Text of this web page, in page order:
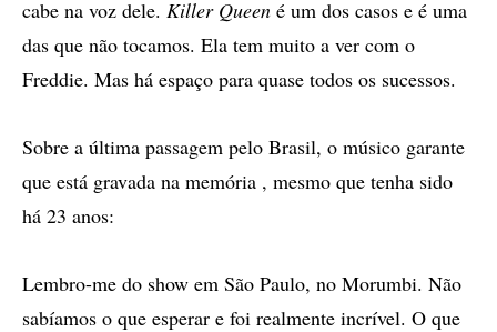
cabe na voz dele. Killer Queen é um dos casos e é uma
das que não tocamos. Ela tem muito a ver com o
Freddie. Mas há espaço para quase todos os sucessos.
Sobre a última passagem pelo Brasil, o músico garante
que está gravada na memória , mesmo que tenha sido
há 23 anos:
Lembro-me do show em São Paulo, no Morumbi. Não
sabíamos o que esperar e foi realmente incrível. O que